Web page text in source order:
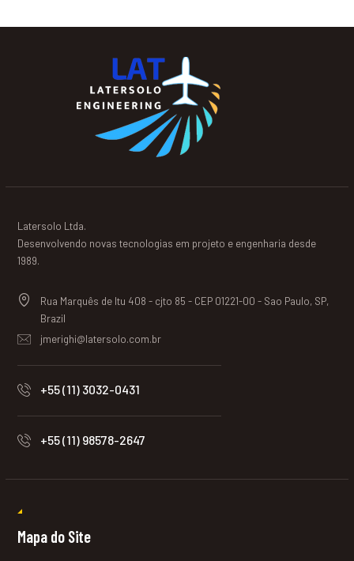
Latersolo Ltda.
Desenvolvendo novas tecnologias em projeto e engenharia desde
1989.
Rua Marquês de Itu 408 - cjto 85 - CEP 01221-00 - Sao Paulo, SP,
Brazil
jmerighi@latersolo.com.br
+55 (11) 3032-0431
+55 (11) 98578-2647
Mapa do Site